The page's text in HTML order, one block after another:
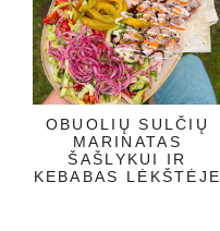
OBUOLIŲ SULČIŲ
MARINATAS
ŠAŠLYKUI IR
KEBABAS LĖKŠTĖJE